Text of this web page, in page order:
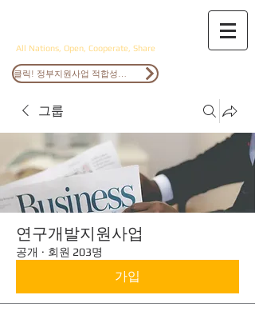
All Nations, Open, Cooperate, Share
그룹
연구개발지원사업
공개 · 회원 203명
가입